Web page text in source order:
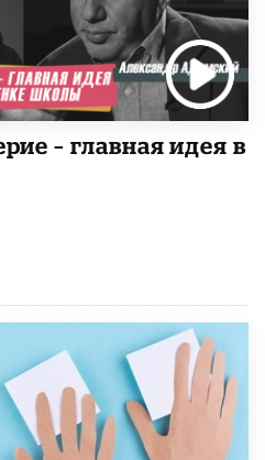
– главная идея в